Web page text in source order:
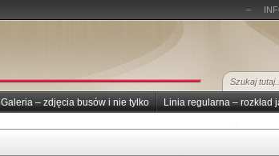
–
Galeria – zdjęcia busów i nie tylko Linia regularna – rozkład